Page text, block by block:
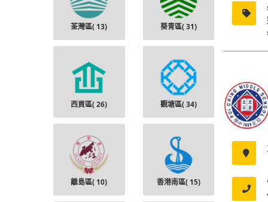
荃灣區( 13) 葵青區(31)
西貢區(26) 觀塘區(34)
離島區( 10) 香港南區( 15)